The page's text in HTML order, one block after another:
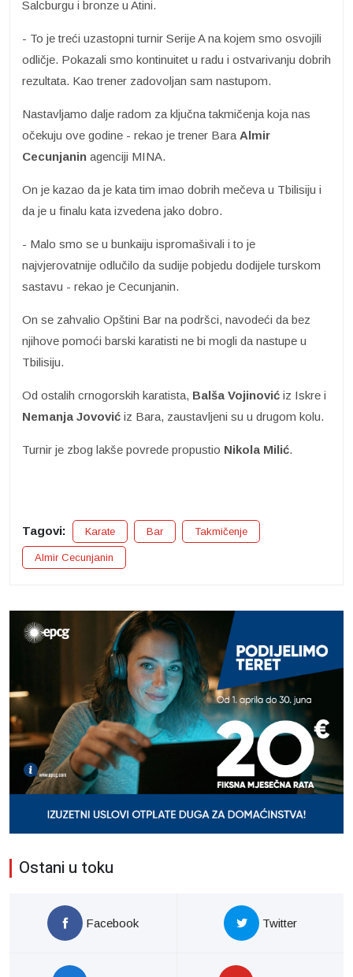
Salcburgu i bronze u Atini.
- To je treći uzastopni turnir Serije A na kojem smo osvojili
odličje. Pokazali smo kontinuitet u radu i ostvarivanju dobrih
rezultata. Kao trener zadovoljan sam nastupom.
Nastavljamo dalje radom za ključna takmičenja koja nas
očekuju ove godine - rekao je trener BaraAlmir
Cecunjanin agenciji MINA.
On je kazao da je kata tim imao dobrih mečeva u Tbilisiju i
da je u finalu kata izvedena jako dobro.
- Malo smo se u bunkaiju ispromašivali i to je
najvjerovatnije odlučilo da sudije pobjedu dodijele turskom
sastavu - rekao je Cecunjanin.
On se zahvalio Opštini Bar na podršci, navodeći da bez
njihove pomoći barski karatisti ne bi mogli da nastupe u
Tbilisiju.
Od ostalih crnogorskih karatista, Balša Vojinović iz Iskre i
Nemanja Jovović iz Bara, zaustavljeni su u drugom kolu.
Turnir je zbog lakše povrede propustio Nikola Milić.
Tagovi: Karate Bar Takmičenje
Almir Cecunjanin
Ostani u toku
Facebook Twitter